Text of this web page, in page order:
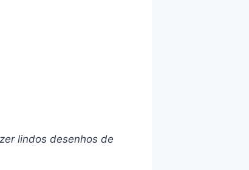
lindos desenhos de